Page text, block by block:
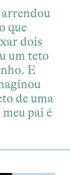
que
dois
um teto
E
de uma
pai é